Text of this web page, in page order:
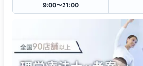
9:00〜21:00